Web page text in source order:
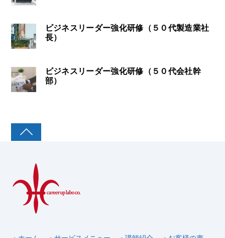
ビジネスリーダー強化研修（５０代製造業社
長）
ビジネスリーダー強化研修（５０代会社幹
部）